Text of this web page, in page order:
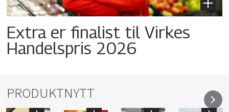
Extra er finalist til Virkes
Handelspris 2026
PRODUKTNYTT